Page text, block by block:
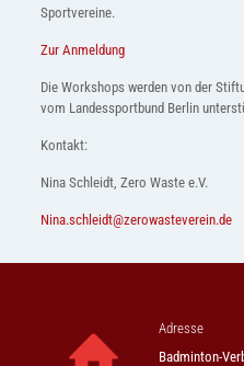
Sportvereine.
Zur Anmeldung
Die Workshops werden von der
vom Landessportbund Berlin
Kontakt:
Nina Schleidt, Zero Waste e.V.
Nina.schleidt@zerowasteverein.de
Adresse
Badminton-